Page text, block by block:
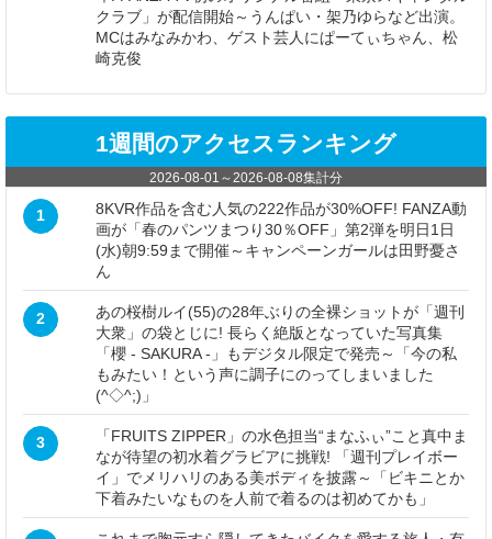
クラブ」が配信開始～うんぱい・架乃ゆらなど出演。
MCはみなみかわ、ゲスト芸人にぱーてぃちゃん、松
崎克俊
1週間のアクセスランキング
2026-08-01 ～2026-08-08集計分
1
8KVR作品を含む人気の222作品が30%OFF! FANZA動
画が「春のパンツまつり30％OFF」第2弾を明日1日
(水)朝9:59まで開催～キャンペーンガールは田野憂さ
ん
2
あの桜樹ルイ(55)の28年ぶりの全裸ショットが「週刊
大衆」の袋とじに! 長らく絶版となっていた写真集
「櫻 - SAKURA -」もデジタル限定で発売～「今の私
もみたい！という声に調子にのってしまいました
(^◇^;)」
3
「FRUITS ZIPPER」の水色担当“まなふぃ”こと真中ま
なが待望の初水着グラビアに挑戦! 「週刊プレイボー
イ」でメリハリのある美ボディを披露～「ビキニとか
下着みたいなものを人前で着るのは初めてかも」